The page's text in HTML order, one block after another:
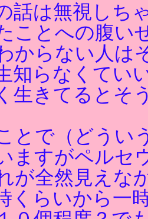
話は無視しち
ことへの腹い
からない人は
知らなくてい
生きてるとそ
とで（どうい
ますがペルセ
が全然見えな
くらいから一